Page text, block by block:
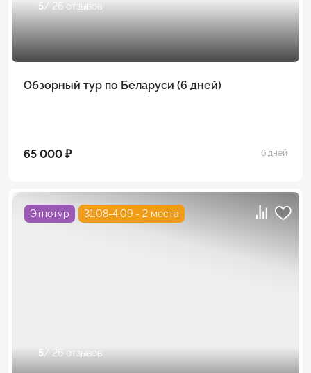
5/ 26 отзывов
Обзорный тур по Беларуси (6 дней)
65 000 ₽ 6 дней
Этнотур 31.08-4.09 - 2 места
5/ 26 отзывов